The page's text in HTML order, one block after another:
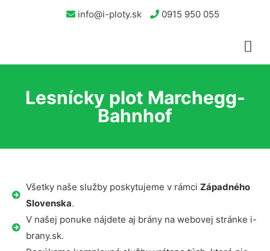
info@i-ploty.sk 0915 950 055
Lesnícky plot Marchegg-
Bahnhof
Všetky naše služby poskytujeme v rámci Západného
Slovenska.
V našej ponuke nájdete aj brány na webovej stránke i-
brany.sk.